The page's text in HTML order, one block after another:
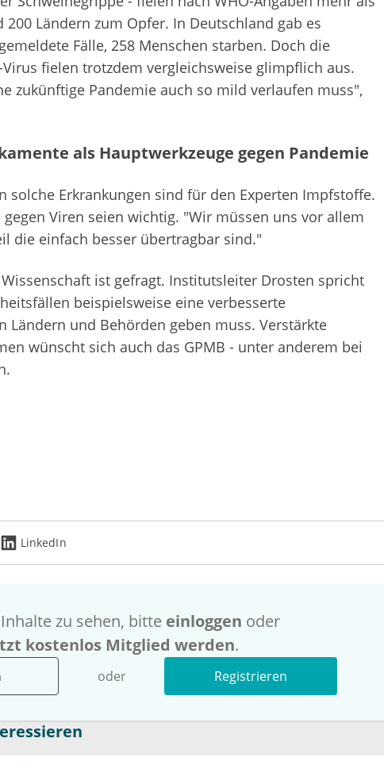
200 Ländern zum Opfer. In Deutschland gab es
Fälle, 258 Menschen starben. Doch die
fielen trotzdem vergleichsweise glimpflich aus.
zukünftige Pandemie auch so mild verlaufen muss",
als Hauptwerkzeuge gegen Pandemie
solche Erkrankungen sind für den Experten Impfstoffe.
Viren seien wichtig. "Wir müssen uns vor allem
die einfach besser übertragbar sind."
ist gefragt. Institutsleiter Drosten spricht
beispielsweise eine verbesserte
Ländern und Behörden geben muss. Verstärkte
wünscht sich auch das GPMB - unter anderem bei
LinkedIn
zu sehen, bitte einloggen oder
kostenlos Mitglied werden.
oder Registrieren